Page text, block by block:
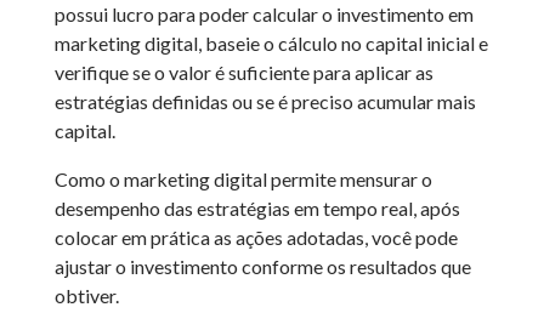
possui lucro para poder calcular o investimento em
marketing digital, baseie o cálculo no capital inicial e
verifique se o valor é suficiente para aplicar as
estratégias definidas ou se é preciso acumular mais
capital.
Como o marketing digital permite mensurar o
desempenho das estratégias em tempo real, após
colocar em prática as ações adotadas, você pode
ajustar o investimento conforme os resultados que
obtiver.